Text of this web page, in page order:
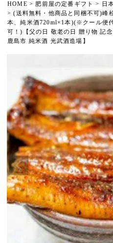
HOME 肥前屋の定番ギフト
日
(送料無料・他商品と同梱不可)峰
本、純米酒720ml×1本)(※クール便
可！)【父の日 敬老の日 贈り物 記
鹿島市 純米酒 光武酒造場】